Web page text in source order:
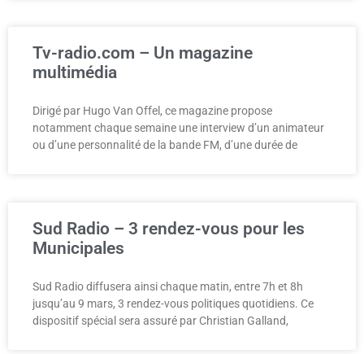
Tv-radio.com – Un magazine
multimédia
Dirigé par Hugo Van Offel, ce magazine propose
notamment chaque semaine une interview d’un animateur
ou d’une personnalité de la bande FM, d’une durée de
Sud Radio – 3 rendez-vous pour les
Municipales
Sud Radio diffusera ainsi chaque matin, entre 7h et 8h
jusqu’au 9 mars, 3 rendez-vous politiques quotidiens. Ce
dispositif spécial sera assuré par Christian Galland,